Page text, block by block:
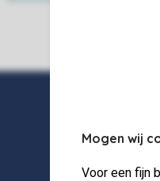
Mogen wij
Voor een fijn